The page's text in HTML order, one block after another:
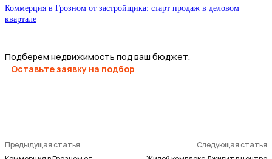
Коммерция в Грозном от застройщика: старт продаж в деловом
квартале
Подберем недвижимость под ваш бюджет.
Оставьте заявку на подбор
Предыдущая статья
Следующая статья